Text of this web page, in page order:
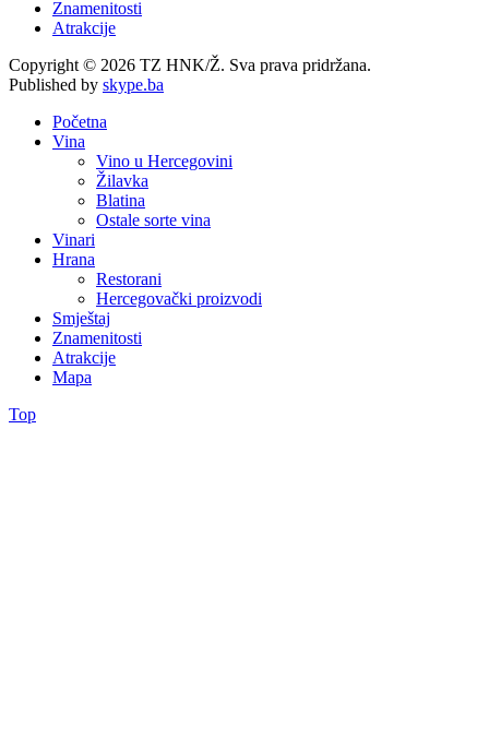
Znamenitosti
Atrakcije
Copyright © 2026 TZ HNK/Ž. Sva prava pridržana.
Published by skype.ba
Početna
Vina
Vino u Hercegovini
Žilavka
Blatina
Ostale sorte vina
Vinari
Hrana
Restorani
Hercegovački proizvodi
Smještaj
Znamenitosti
Atrakcije
Mapa
Top